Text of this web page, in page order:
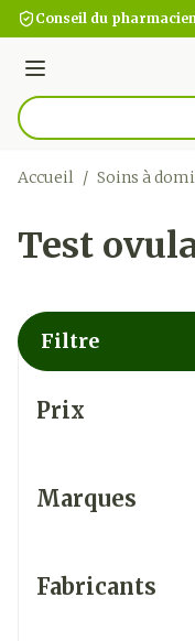
Aller au contenu
Conseil du
Menu
Rechercher
Accueil / Soins à
Test
Filtre
Prix
Marques
Fabricants